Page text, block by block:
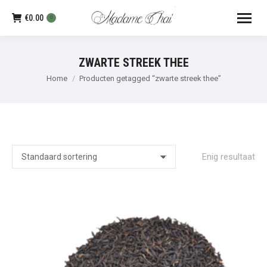
€0.00 0
ZWARTE STREEK THEE
Je bent hier:
Home Producten getagged “zwarte streek thee”
Enig resultaat